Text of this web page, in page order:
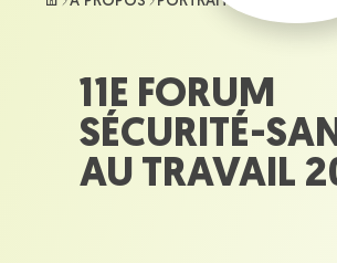
11E FORUM
SÉCURITÉ-
AU TRAVAIL